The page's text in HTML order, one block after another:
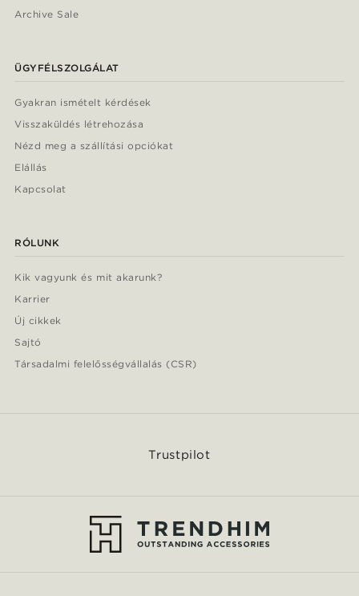
Archive Sale
ÜGYFÉLSZOLGÁLAT
Gyakran ismételt kérdések
Visszaküldés létrehozása
Nézd meg a szállítási opciókat
Elállás
Kapcsolat
RÓLUNK
Kik vagyunk és mit akarunk?
Karrier
Új cikkek
Sajtó
Társadalmi felelősségvállalás (CSR)
Trustpilot